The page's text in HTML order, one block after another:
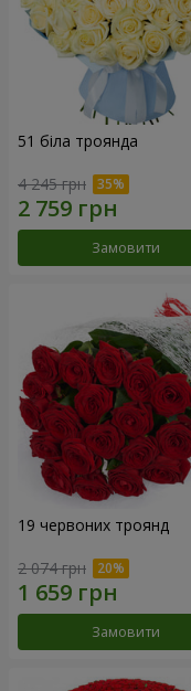
51 біла троянда
4 245 грн
Замовити
19 червоних троянд
2 074 грн
Замовити